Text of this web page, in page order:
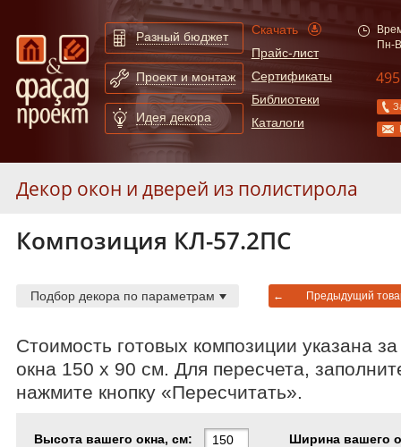
Разный бюджет
Проект и монтаж
Идея декора
Скачать
Прайс-лист
Сертификаты
Библиотеки
Каталоги
Пн-
Декор окон и дверей из полистирола
Декор окон и дверей из полиуретана
Расширенный поиск по сайту
Композиция КЛ-57.2ПС
Подбор декора по параметрам ← Предыдущий
Стоимость готовых композиции указана
окна 150 х 90 см. Для пересчета,
нажмите кнопку «Пересчитать».
Высота вашего окна, см: Ширина вашего